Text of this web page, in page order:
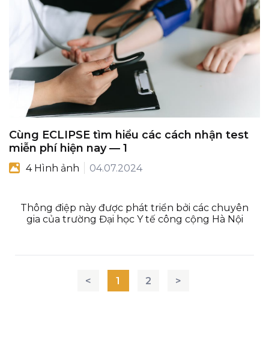
Cùng ECLIPSE tìm hiểu các cách nhận test
miễn phí hiện nay — 1
4 Hình ảnh 04.07.2024
< 1 2 >
Thông điệp này được phát triển bởi các chuyên
gia của trường Đại học Y tế công cộng Hà Nội